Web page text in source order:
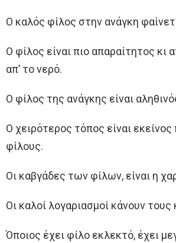
Ο καλός φίλος στην ανάγκη
Ο φίλος είναι πιο απαραίτητος κι
απ’ το νερό.
Ο φίλος της ανάγκης είναι
Ο χειρότερος τόπος είναι εκείνος
φίλους.
Οι καβγάδες των φίλων, είναι η
Οι καλοί λογαριασμοί κάνουν
Όποιος έχει φίλο εκλεκτό, έχει